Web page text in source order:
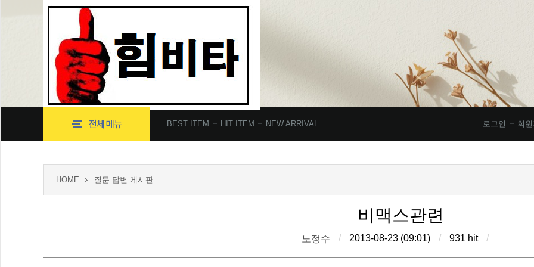
BEST ITEM HIT ITEM NEW ARRIVAL 회
로그인
HOME 질문 답변 게시판
비맥스관련
노정수 / 2013-08-23 (09:01) / 931 hit /